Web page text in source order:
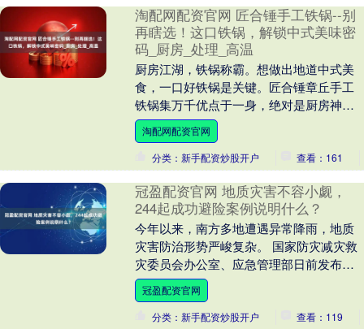
淘配网配资官网 匠合锤手工铁锅--别
再瞎选！这口铁锅，解锁中式美味密
码_厨房_处理_高温
厨房江湖，铁锅称霸。想做出地道中式美
食，一口好铁锅是关键。匠合锤章丘手工
铁锅集万千优点于一身，绝对是厨房神
器。 老手艺新生，传统与现代的交融 这口
铁锅传承古法锻....
淘配网配资官网
分类：新手配资炒股开户
查看：161
冠盈配资官网 地质灾害不容小觑，
244起成功避险案例说明什么？
今年以来，南方多地遭遇异常降雨，地质
灾害防治形势严峻复杂。 国家防灾减灾救
灾委员会办公室、应急管理部日前发布的
2025年上半年全国自然灾害情况显示，今
年上半年，....
冠盈配资官网
分类：新手配资炒股开户
查看：119